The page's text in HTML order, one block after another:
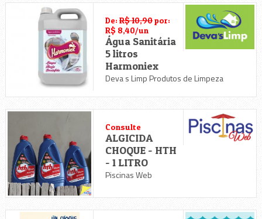
De: R$ 10,90por:
R$ 8,40/un
Água Sanitária
5 litros
Harmoniex
Deva s Limp Produtos de Limpeza
Consulte
ALGICIDA
CHOQUE - HTH
- 1 LITRO
Piscinas Web